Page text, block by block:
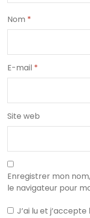
Nom *
E-mail *
Site web
Enregistrer mon
le navigateur pour
J’ai lu et j’accepte